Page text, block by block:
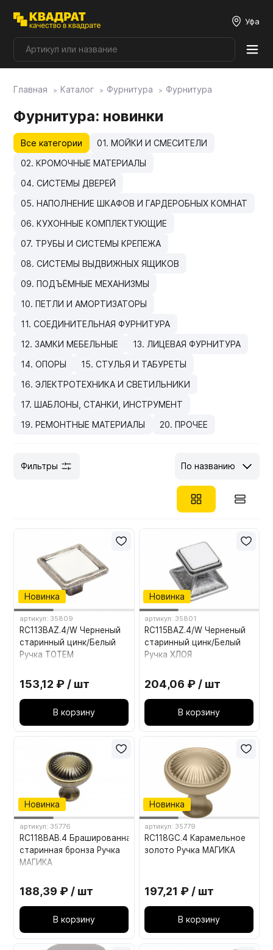
Уфа
Плитные материалы
Фурнитура
Фасады
Мебельные образцы, каталоги
Главная Каталог Фурнитура Фурнитура
Фурнитура: новинки
Все категории
01. МОЙКИ И СМЕСИТЕЛИ
02. КРОМОЧНЫЕ МАТЕРИАЛЫ
04. СИСТЕМЫ ДВЕРЕЙ
05. НАПОЛНЕНИЕ ШКАФОВ И ГАРДЕРОБНЫХ КОМНАТ
06. КУХОННЫЕ КОМПЛЕКТУЮЩИЕ
07. ТРУБЫ И СИСТЕМЫ КРЕПЕЖА
08. СИСТЕМЫ ВЫДВИЖНЫХ ЯЩИКОВ
09. ПОДЪЁМНЫЕ МЕХАНИЗМЫ
10. ПЕТЛИ И АМОРТИЗАТОРЫ
11. СОЕДИНИТЕЛЬНАЯ ФУРНИТУРА
12. ЗАМКИ МЕБЕЛЬНЫЕ
13. ЛИЦЕВАЯ ФУРНИТУРА
14. ОПОРЫ
15. СТУЛЬЯ И ТАБУРЕТЫ
16. ЭЛЕКТРОТЕХНИКА И СВЕТИЛЬНИКИ
17. ШАБЛОНЫ, СТАНКИ, ИНСТРУМЕНТ
19. РЕМОНТНЫЕ МАТЕРИАЛЫ
20. ПРОЧЕЕ
По названию
Фильтры
Новинка
артикул: 35809
RC113BAZ.4/W Черненый
старинный цинк/Белый
Ручка ТОТЕМ
153,12 ₽ / шт
В корзину
Новинка
артикул: 35801
RC115BAZ.4/W Черненый
старинный цинк/Белый
Ручка ХЛОЯ
204,06 ₽ / шт
В корзину
Новинка
артикул: 35776
RC118BAB.4 Брашированная
старинная бронза Ручка
МАГИКА
188,39 ₽ / шт
В корзину
Новинка
артикул: 35779
RC118GC.4 Карамельное
золото Ручка МАГИКА
197,21 ₽ / шт
В корзину